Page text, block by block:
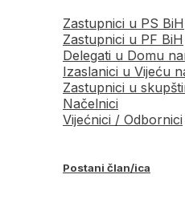
Zastupnici u PS BiH
Zastupnici u PF BiH
Delegati u Domu
Izaslanici u Vijeću
Zastupnici u
Načelnici
Vijećnici / Odbornici
Postani član/ica